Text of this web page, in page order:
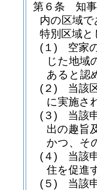
第６条
知
内の区域
特別区域
(１)
空家
じた地域
あると認
(２)
当該
に実施さ
(３)
当該
出の趣旨
かつ、そ
(４)
当該
住を促進
(５)
当該